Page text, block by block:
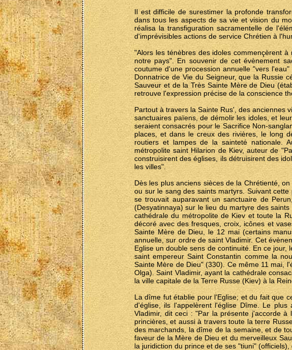
Il est difficile de surestimer la profonde
dans tous les aspects de sa vie et vision du
réalisa la transfiguration sacramentelle de
d'imprévisibles actions de service Chrétien à
"Alors les ténèbres des idoles commençèrent
notre pays". En souvenir de cet évènement
coutume d'une procession annuelle "vers
Donnatrice de Vie du Seigneur, que la Russie
Sauveur et de la Très Sainte Mère de Dieu
retrouve l'expression précise de la conscience
Partout à travers la Sainte Rus', des anciennes
sanctuaires païens, de démolir les idoles, et
seraient consacrés pour le Sacrifice Non-
places, et dans le creux des rivières, le long
routiers et lampes de la sainteté nationale.
métropolite saint Hilarion de Kiev, auteur de
construisirent des églises, ils détruisirent des
les villes".
Dès les plus anciens sièces de la Chrétienté,
ou sur le sang des saints martyrs. Suivant
se trouvait auparavant un sanctuaire de
(Desyatinnaya) sur le lieu du martyre des
cathédrale du métropolite de Kiev et toute la
décoré avec des fresques, croix, icônes et
Sainte Mère de Dieu, le 12 mai (certains
annuelle, sur ordre de saint Vladimir. Cet
Eglise un double sens de continuité. En ce
saint empereur Saint Constantin comme la
Sainte Mère de Dieu" (330). Ce même 11 mai,
Olga). Saint Vladimir, ayant la cathédrale
la ville capitale de la Terre Russe (Kiev) à la
La dîme fut établie pour l'Eglise; et du fait que
d'église, ils l'appelèrent l'église Dîme. Le
Vladimir, dit ceci : "Par la présente j'accorde
princières, et aussi à travers toute la terre
des marchands, la dîme de la semaine, et de
faveur de la Mère de Dieu et du merveilleux
la juridiction du prince et de ses "tiuni"